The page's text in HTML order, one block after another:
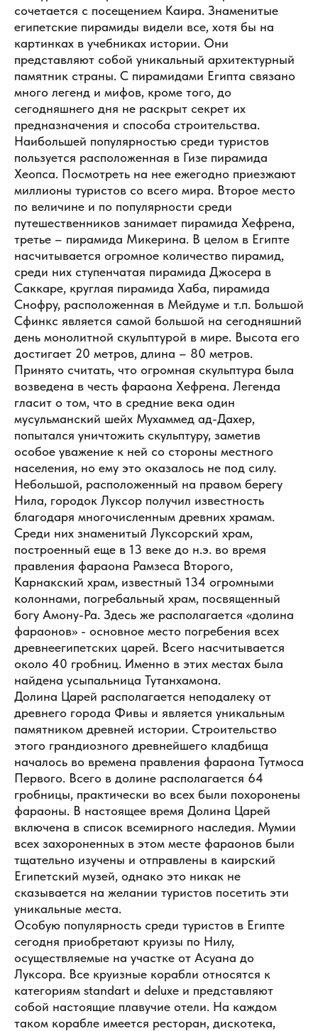
сочетается с посещением Каира. Знаменитые
египетские пирамиды видели все, хотя бы на
картинках в учебниках истории. Они
представляют собой уникальный архитектурный
памятник страны. С пирамидами Египта связано
много легенд и мифов, кроме того, до
сегодняшнего дня не раскрыт секрет их
предназначения и способа строительства.
Наибольшей популярностью среди туристов
пользуется расположенная в Гизе пирамида
Хеопса. Посмотреть на нее ежегодно приезжают
миллионы туристов со всего мира. Второе место
по величине и по популярности среди
путешественников занимает пирамида Хефрена,
третье – пирамида Микерина. В целом в Египте
насчитывается огромное количество пирамид,
среди них ступенчатая пирамида Джосера в
Саккаре, круглая пирамида Хаба, пирамида
Снофру, расположенная в Мейдуме и т.п. Большой
Сфинкс является самой большой на сегодняшний
день монолитной скульптурой в мире. Высота его
достигает 20 метров, длина – 80 метров.
Принято считать, что огромная скульптура была
возведена в честь фараона Хефрена. Легенда
гласит о том, что в средние века один
мусульманский шейх Мухаммед ад-Дахер,
попытался уничтожить скульптуру, заметив
особое уважение к ней со стороны местного
населения, но ему это оказалось не под силу.
Небольшой, расположенный на правом берегу
Нила, городок Луксор получил известность
благодаря многочисленным древних храмам.
Среди них знаменитый Луксорский храм,
построенный еще в 13 веке до н.э. во время
правления фараона Рамзеса Второго,
Карнакский храм, известный 134 огромными
колоннами, погребальный храм, посвященный
богу Амону-Ра. Здесь же располагается «долина
фараонов» - основное место погребения всех
древнеегипетских царей. Всего насчитывается
около 40 гробниц. Именно в этих местах была
найдена усыпальница Тутанхамона.
Долина Царей располагается неподалеку от
древнего города Фивы и является уникальным
памятником древней истории. Строительство
этого грандиозного древнейшего кладбища
началось во времена правления фараона Тутмоса
Первого. Всего в долине располагается 64
гробницы, практически во всех были похоронены
фараоны. В настоящее время Долина Царей
включена в список всемирного наследия. Мумии
всех захороненных в этом месте фараонов были
тщательно изучены и отправлены в каирский
Египетский музей, однако это никак не
сказывается на желании туристов посетить эти
уникальные места.
Особую популярность среди туристов в Египте
сегодня приобретают круизы по Нилу,
осуществляемые на участке от Асуана до
Луксора. Все круизные корабли относятся к
категориям standart и deluxe и представляют
собой настоящие плавучие отели. На каждом
таком корабле имеется ресторан, дискотека,